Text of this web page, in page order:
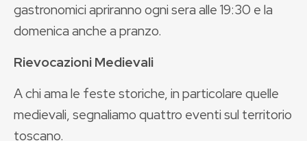
gastronomici apriranno ogni sera alle 19:30 e la
domenica anche a pranzo.
Rievocazioni Medievali
A chi ama le feste storiche, in particolare quelle
medievali, segnaliamo quattro eventi sul territorio
toscano.